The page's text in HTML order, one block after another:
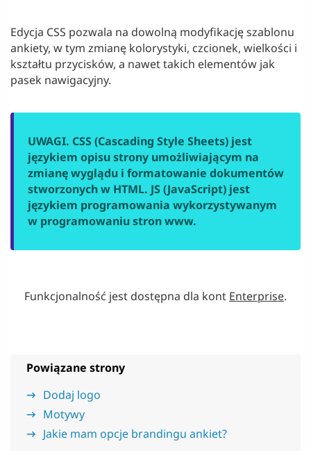
Edycja CSS pozwala na dowolną modyfikację szablonu
ankiety, w tym zmianę kolorystyki, czcionek, wielkości i
kształtu przycisków, a nawet takich elementów jak
pasek nawigacyjny.
UWAGI. CSS (Cascading Style Sheets) jest
językiem opisu strony umożliwiającym na
zmianę wyglądu i formatowanie dokumentów
stworzonych w HTML. JS (JavaScript) jest
językiem programowania wykorzystywanym
w programowaniu stron www.
Funkcjonalność jest dostępna dla kont Enterprise.
Powiązane strony
Dodaj logo
Motywy
Jakie mam opcje brandingu ankiet?